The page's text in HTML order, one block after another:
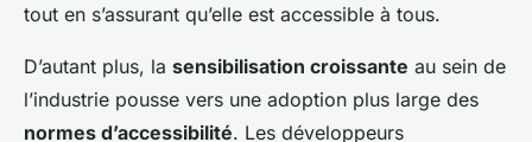
tout en s’assurant qu’elle est accessible à tous.
D’autant plus, la sensibilisation croissante au sein de
l’industrie pousse vers une adoption plus large des
normes d’accessibilité. Les développeurs